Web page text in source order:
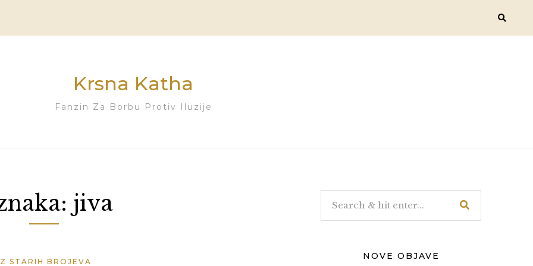
Krsna Katha
Fanzin Za Borbu Protiv Iluzije
jiva
STARIH BROJEVA
NOVE OBJAVE